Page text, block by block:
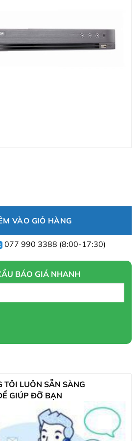
VÀO GIỎ HÀNG
077 990 3388 (8:00-17:30)
BÁO GIÁ NHANH
TÔI LUÔN SẴN SÀNG
GIÚP ĐỠ BẠN